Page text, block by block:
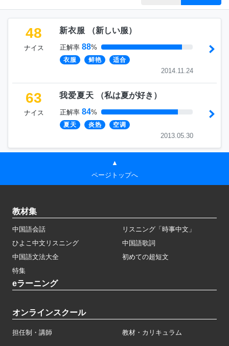
48
ナイス
新衣服 （新しい服）
正解率 88%
衣服 鲜艳 适合
2014.11.24
63
ナイス
我爱夏天 （私は夏が好き ）
正解率 84%
夏天 炎热 空调
2013.05.30
▲
ページトップへ
教材集
中国語会話
リスニング「時事中文」
ひよこ中文リスニング
中国語歌詞
中国語文法大全
初めての超短文
特集
eラーニング
オンラインスクール
担任制・講師 教材・カリキュラム